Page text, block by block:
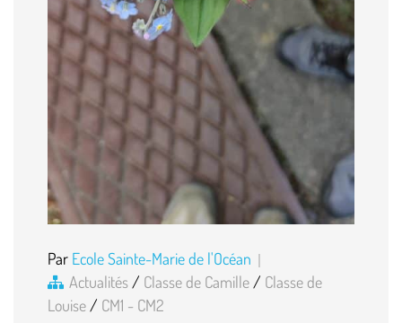
Par Ecole Sainte-Marie de l'Océan
Actualités / Classe de Camille / Classe de
Louise / CM1 - CM2